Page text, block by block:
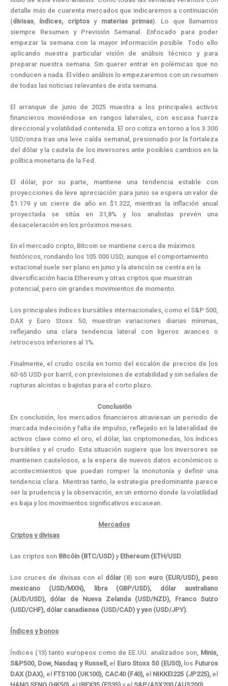
k
e
r
)
s
t
n
m
p
detalle más de cuarenta mercados que indicaremos a continuación
(divisas, índices, criptosy materias primas). Lo que llamamos
siempre Resumen y Previsión Semanal. Enfocado para poder
empezar la semana con la mayor información posible. Todo ello
aplicando nuestra particular visión de análisis técnico y para
preparar nuestra semana. Sin querer entrar en polémicas que no
conducen a nada. El vídeo análisis lo empezaremos con un resumen
de todas las noticias relevantes de esta semana.
El arranque de junio de 2025 muestra a los principales activos
financieros moviéndose en rangos laterales, con escasa fuerza
direccional y volatilidad contenida. El oro cotiza en torno a los 3.300
USD/onza tras una leve caída semanal, presionado por la fortaleza
del dólar y la cautela de los inversores ante posibles cambios en la
política monetaria de la Fed.
El dólar, por su parte, mantiene una tendencia estable con
proyecciones de leve apreciación: para junio se espera un valor de
$1.179 y un cierre de año en $1.322, mientras la inflación anual
proyectada se sitúa en 31,8% y los analistas prevén una
desaceleración en los próximos meses.
En el mercado cripto, Bitcoin se mantiene cerca de máximos
históricos, rondando los 105.000 USD, aunque el comportamiento
estacional suele ser plano en junio y la atención se centra en la
diversificación hacia Ethereum y otras criptos que muestran
potencial, pero sin grandes movimientos de momento.
Los principales índices bursátiles internacionales, como el S&P 500,
DAX y Euro Stoxx 50, muestran variaciones diarias mínimas,
reflejando una clara tendencia lateral con ligeros avances o
retrocesos inferiores al 1%.
Finalmente, el crudo oscila en torno del escalón de precios de los
60-65 USD por barril, con previsiones de estabilidad y sin señales de
rupturas alcistas o bajistas para el corto plazo.
Conclusión
En conclusión, los mercados financieros atraviesan un periodo de
marcada indecisión y falta de impulso, reflejado en la lateralidad de
activos clave como el oro, el dólar, las criptomonedas, los índices
bursátiles y el crudo. Esta situación sugiere que los inversores se
mantienen cautelosos, a la espera de nuevos datos económicos o
acontecimientos que puedan romper la monotonía y definir una
tendencia clara. Mientras tanto, la estrategia predominante parece
ser la prudencia y la observación, en un entorno donde la volatilidad
es baja y los movimientos significativos escasean.
Mercados
Criptos y divisas
Las criptos son Bitcóin (BTC/USD) y Ethereum (ETH/USD.
Los cruces de divisas con el dólar(8) son euro (EUR/USD), peso
mexicano (USD/MXN),
libra (GBP/USD), dólar australiano
(AUD/USD), dólar de Nueva Zelanda (USD/NZD), Franco Suizo
(USD/CHF), dólar canadiense (USD/CAD) y yen (USD/JPY).
Índices y bonos
Índices (13) tanto europeos como de EE.UU. analizados son, Minis,
S&P500, Dow, Nasdaq y Russell,el Euro Stoxx 50 (EU50),los Futuros
DAX (DAX), el FTS100 (UK100), CAC40 (F40),el NIKKEI225 (JP225),el